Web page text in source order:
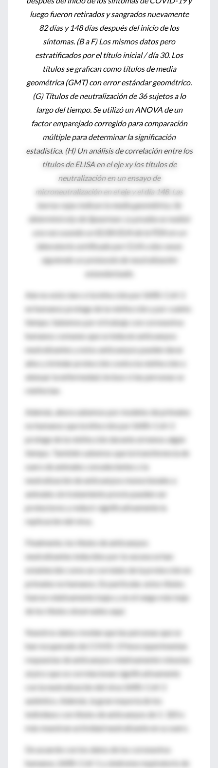
luego fueron retirados y sangrados nuevamente
82 días y 148 días después del inicio de los
síntomas. (B a F) Los mismos datos pero
estratificados por el título inicial / día 30. Los
títulos se grafican como títulos de media
geométrica (GMT) con error estándar geométrico.
(G) Títulos de neutralización de 36 sujetos a lo
largo del tiempo. Se utilizó un ANOVA de un
factor emparejado corregido para comparación
múltiple para determinar la significación
estadística. (H) Un análisis de correlación entre los
títulos de ELISA en el eje xy los títulos de
neutralización en un ensayo de
microneutralización en el eje y el día 148. Las
barras rojas indican la media geométrica. Se
determinó el ρ de Spearman. La prueba se realizó
una vez usando un ELISA EUA de la FDA en un
laboratorio certificado por CLIA o dos veces
siguiendo un protocolo de neutralización
estandarizado.
Aún no está claro si la infección por SARS-CoV-2
en humanos protege de la reinfección y por cuánto
tiempo. Sabemos por el trabajo con coronavirus
humanos comunes que se inducen anticuerpos
neutralizantes y estos anticuerpos pueden durar
años y brindar protección contra la reinfección o
atenuar la enfermedad, incluso si las personas se
reinfectan.
Además, ahora sabemos por modelos de primates
no humanos que la infección por SARS-CoV-2
protege de la reinfección durante al menos algún
tiempo. También sabemos que la transferencia de
suero de animales convalecientes o la
neutralización de anticuerpos monoclonales a
animales sin tratamiento previo pueden ser
protectores y reducir significativamente la
replicación del virus.
Finalmente, los títulos de anticuerpos
neutralizantes inducidos por la vacuna se han
establecido como un correlato de la protección en
primates no humanos. En particular, estos títulos
fueron relativamente bajos y en el rango más bajo
de los títulos observados aquí.
Nuestros datos revelan que las personas que se
han recuperado de COVID-19 leve experimentan
respuestas de anticuerpos relativamente robustas
al pico que se correlacionan significativamente
con la neutralización del virus SARS-CoV-2
auténtico. Además, la gran mayoría de los
individuos con títulos de anticuerpos de 1: 320 o
más muestran actividad neutralizante en su suero.
De acuerdo con los datos de los coronavirus
humanos, SARS-CoV-1 y síndrome respiratorio de